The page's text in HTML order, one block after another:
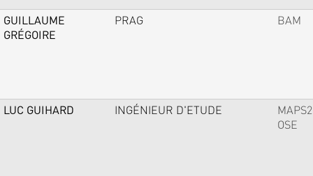
GUILLAUME
GRÉGOIRE
PRAG BAM
LUC GUIHARD INGÉNIEUR D'ETUDE
MAPS2
OSE